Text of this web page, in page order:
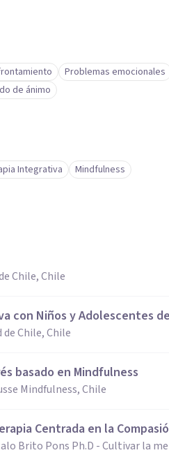
Problemas emocionales
de ánimo
Integrativa Mindfulness
Chile, Chile
con Niños y Adolescentes
de Chile, Chile
basado en Mindfulness
Mindfulness, Chile
Centrada en la
Brito Pons Ph.D - Cultivar la